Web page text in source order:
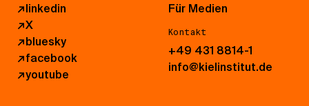
↗linkedin
↗X
↗bluesky
↗facebook
↗youtube
Für Medien
Kontakt
+49 431 8814-1
info@kielinstitut.de